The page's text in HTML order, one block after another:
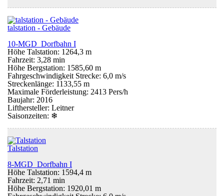
talstation - Gebäude
10-MGD Dorfbahn I
Höhe Talstation: 1264,3 m
Fahrzeit: 3,28 min
Höhe Bergstation: 1585,60 m
Fahrgeschwindigkeit Strecke: 6,0 m/s
Streckenlänge: 1133,55 m
Maximale Förderleistung: 2413 Pers/h
Baujahr: 2016
Lifthersteller: Leitner
Saisonzeiten: ❄
Talstation
8-MGD Dorfbahn I
Höhe Talstation: 1594,4 m
Fahrzeit: 2,71 min
Höhe Bergstation: 1920,01 m